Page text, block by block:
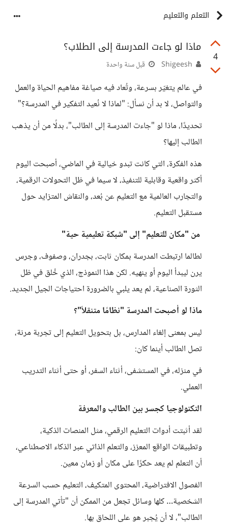
التعلم والتعليم
4
ماذا لو جاءت المدرسة إلى الطلاب؟
قبل سنة واحدة
في عالم يتغيّر بسرعة، وتُعاد فيه صياغة مفاهيم الحياة والعمل
والتواصل، لا بد أن نسأل: "لماذا لا نُعيد التفكير في المدرسة؟"
تحديدًا، ماذا لو "جاءت المدرسة إلى الطالب"، بدلًا من أن يذهب
الطالب إليها؟
هذه الفكرة، التي كانت تبدو خيالية في الماضي، أصبحت اليوم
أكثر واقعية وقابلية للتنفيذ، لا سيما في ظل التحولات الرقمية،
والتجارب العالمية مع التعليم عن بُعد، والنقاش المتزايد حول
مستقبل التعليم.
من "مكان للتعليم" إلى "شبكة تعليمية حية"
لطالما ارتبطت المدرسة بمكان ثابت، بجدران، وصفوف، وجرس
يرن ليبدأ اليوم أو ينهيه. لكن هذا النموذج، الذي خُلق في ظل
الثورة الصناعية، لم يعد يلبي بالضرورة احتياجات الجيل الجديد.
ماذا لو أصبحت المدرسة "نظامًا متنقلاً"؟
ليس بمعنى إلغاء المدارس، بل بتحويل التعليم إلى تجربة مرنة،
تصل الطالب أينما كان:
في منزله، في المستشفى، أثناء السفر، أو حتى أثناء التدريب
العملي.
التكنولوجيا كجسر بين الطالب والمعرفة
لقد أثبتت أدوات التعليم الرقمي، مثل المنصات الذكية،
وتطبيقات الواقع المعزز، والتعلم الذاتي عبر الذكاء الاصطناعي،
أن التعلم لم يعد حكرًا على مكان أو زمان معين.
الفصول الافتراضية، المحتوى المتكيف، التعليم حسب السرعة
الشخصية… كلها وسائل تجعل من الممكن أن "تأتي المدرسة إلى
الطالب"، لا أن يُجبر هو على اللحاق بها.